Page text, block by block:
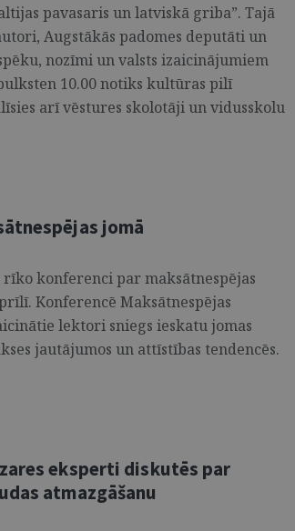
pavasaris un latviskā griba”. Tajā
Augstākās padomes deputāti un
nozīmi un valsts izaicinājumiem
10.00 notiks kultūras pilī
arī vēstures skolotāji un vidusskolu
jomā
konferenci par maksātnespējas
Konferencē Maksātnespējas
lektori sniegs ieskatu jomas
jautājumos un attīstības tendencēs.
eksperti diskutēs par
atmazgāšanu